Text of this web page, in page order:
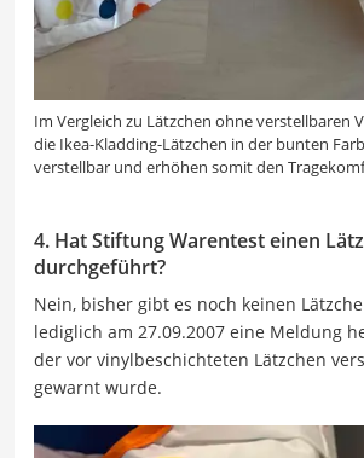
Im Vergleich zu Lätzchen ohne verstellbaren
die Ikea-Kladding-Lätzchen in der bunten
verstellbar und erhöhen somit den
4. Hat Stiftung Warentest einen
durchgeführt?
Nein, bisher gibt es noch keinen
lediglich am 27.09.2007 eine Meldung
der vor vinylbeschichteten Lätzchen
gewarnt wurde.